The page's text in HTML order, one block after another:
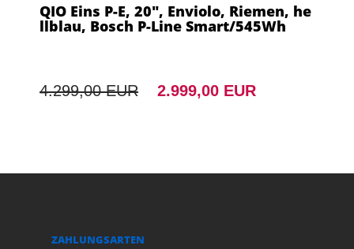
QIO Eins P-E, 20", Enviolo, Riemen, he
llblau, Bosch P-Line Smart/545Wh
4.299,00 EUR 2.999,00 EUR
ZAHLUNGSARTEN